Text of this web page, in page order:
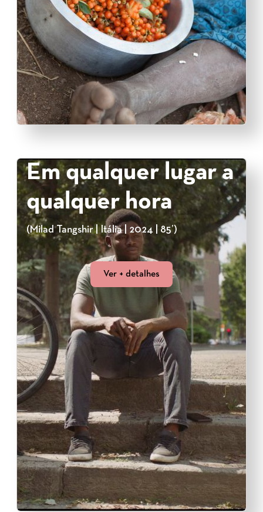
Em qualquer lugar a
qualquer hora
(Milad Tangshir | Itália | 2024 | 85’)
Ver + detalhes